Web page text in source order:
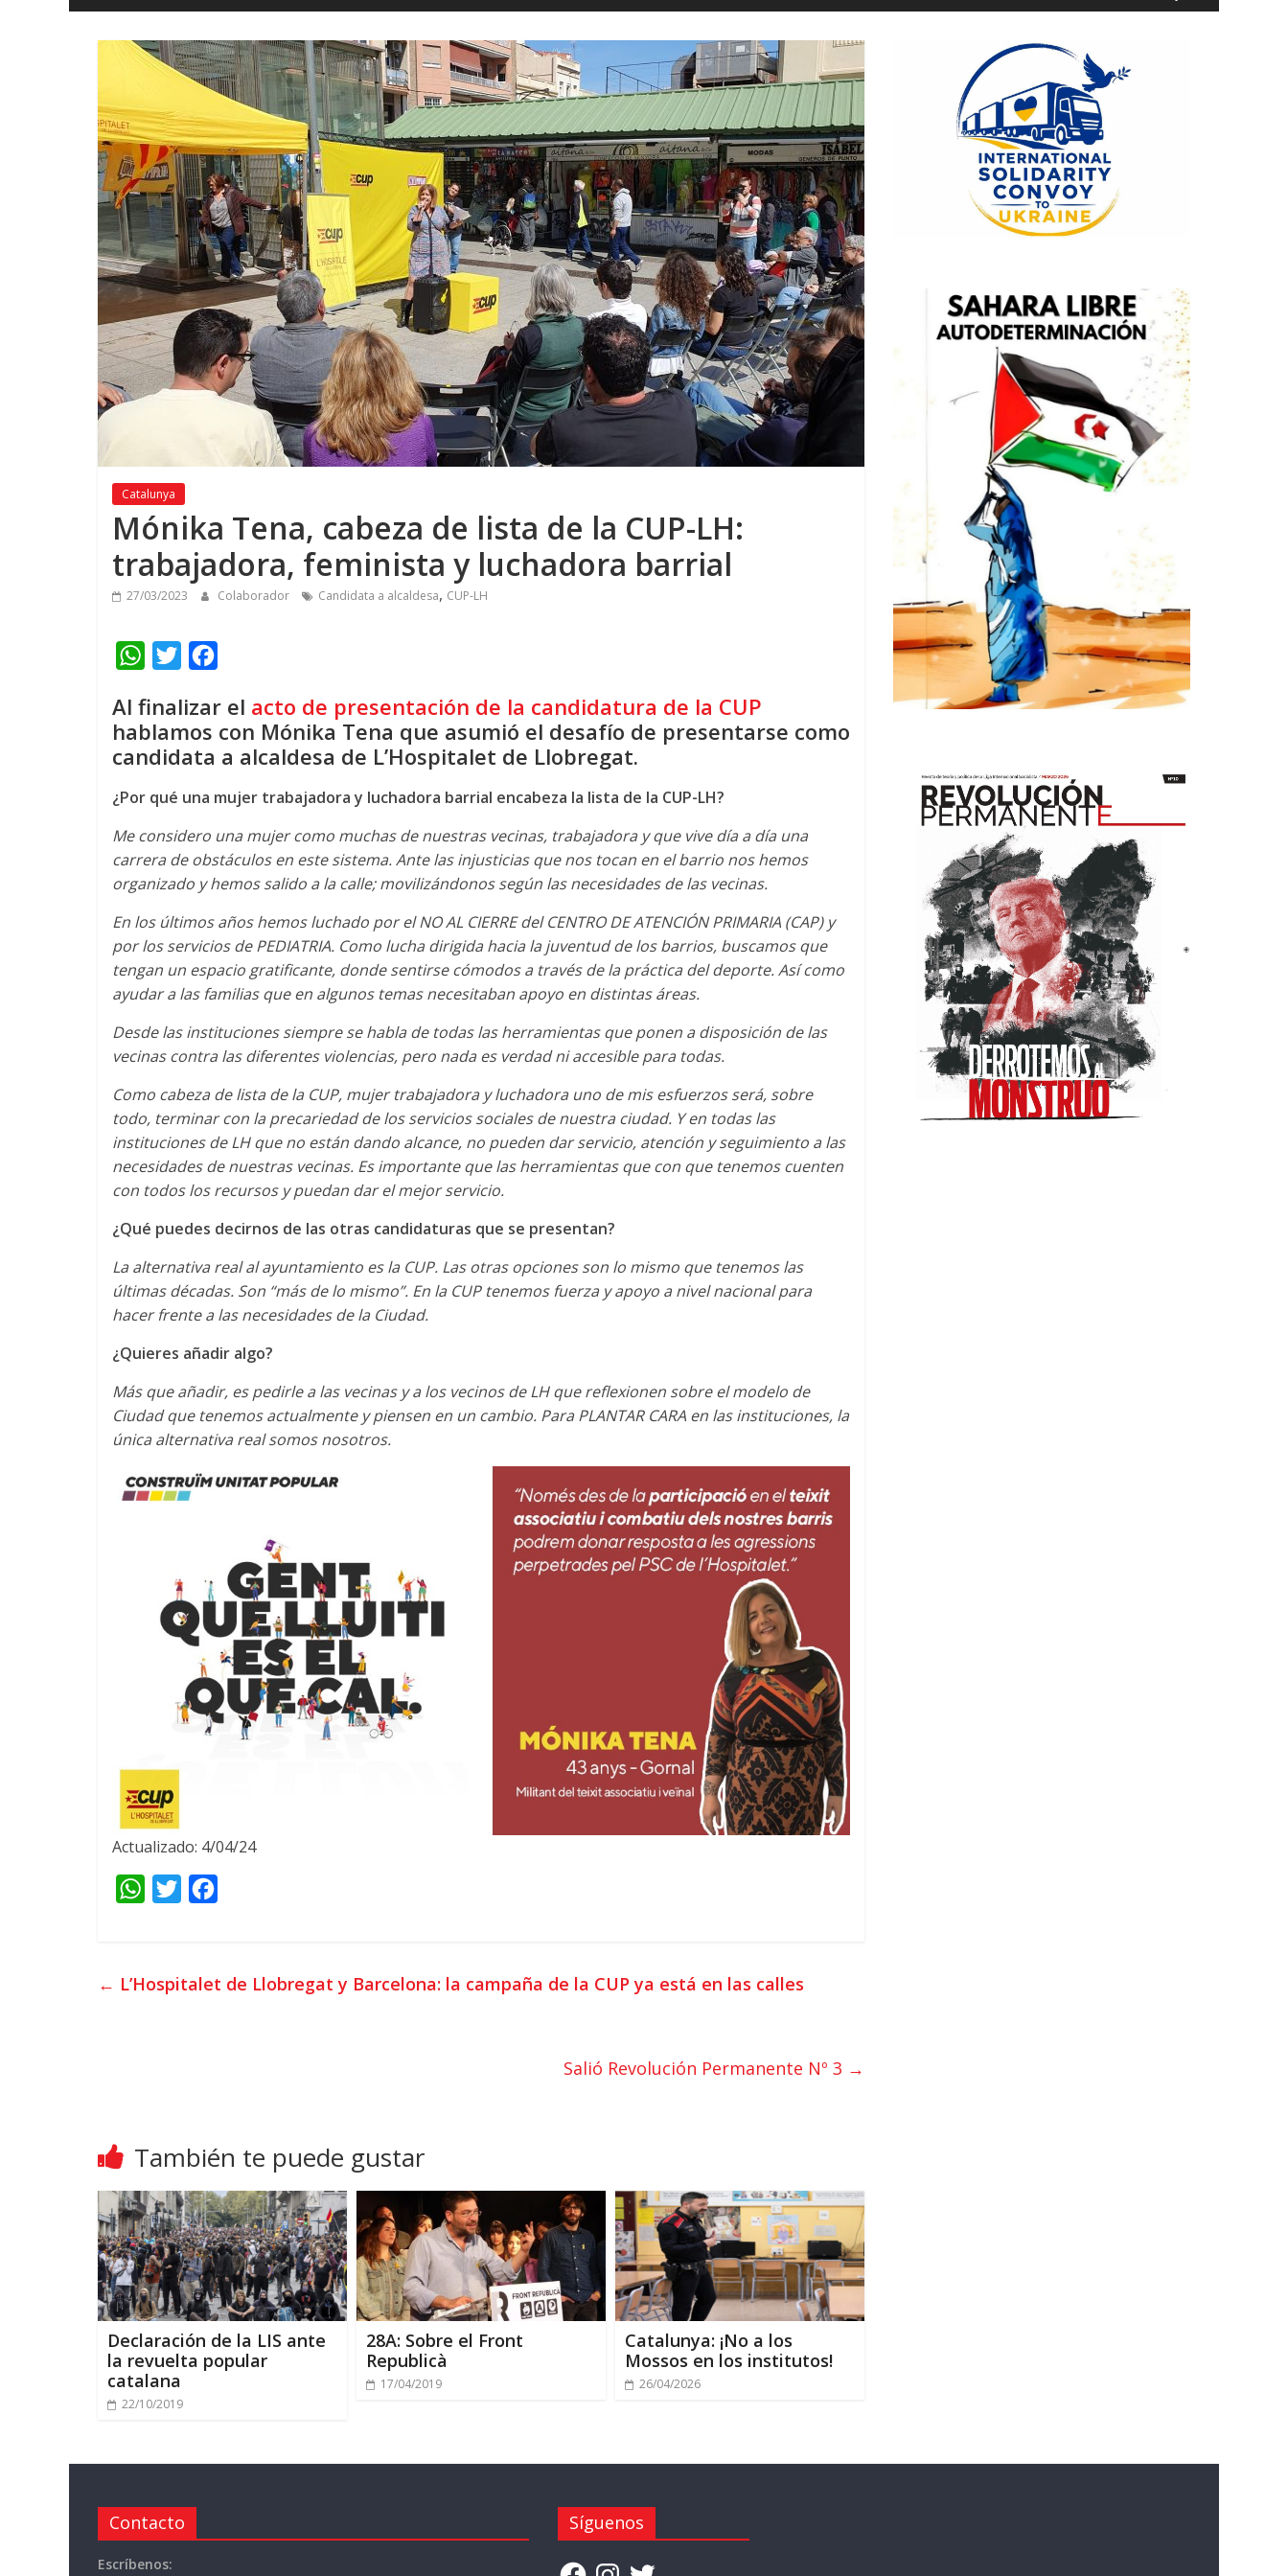
Libertad
Catalunya
Mónika Tena, cabeza de lista de la CUP-LH:
trabajadora, feminista y luchadora barrial
27/03/2023 Colaborador Candidata a alcaldesa, CUP-LH
W
a
t
s
A
p
p
i
t
t
e
r
c
e
b
o
o
k
Al finalizar el acto de presentación de la candidatura de la CUP
hablamos con Mónika Tena que asumió el desafío de presentarse como
candidata a alcaldesa de L’Hospitalet de Llobregat.
¿Por qué una mujer trabajadora y luchadora barrial encabeza la lista de la CUP-LH?
Me considero una mujer como muchas de nuestras vecinas, trabajadora y que vive día a día una
carrera de obstáculos en este sistema. Ante las injusticias que nos tocan en el barrio nos hemos
organizado y hemos salido a la calle; movilizándonos según las necesidades de las vecinas.
En los últimos años hemos luchado por el NO AL CIERRE del CENTRO DE ATENCIÓN PRIMARIA (CAP) y
por los servicios de PEDIATRIA. Como lucha dirigida hacia la juventud de los barrios, buscamos que
tengan un espacio gratificante, donde sentirse cómodos a través de la práctica del deporte. Así como
ayudar a las familias que en algunos temas necesitaban apoyo en distintas áreas.
Desde las instituciones siempre se habla de todas las herramientas que ponen a disposición de las
vecinas contra las diferentes violencias, pero nada es verdad ni accesible para todas.
Como cabeza de lista de la CUP, mujer trabajadora y luchadora uno de mis esfuerzos será, sobre
todo, terminar con la precariedad de los servicios sociales de nuestra ciudad. Y en todas las
instituciones de LH que no están dando alcance, no pueden dar servicio, atención y seguimiento a las
necesidades de nuestras vecinas. Es importante que las herramientas que con que tenemos cuenten
con todos los recursos y puedan dar el mejor servicio.
¿Qué puedes decirnos de las otras candidaturas que se presentan?
La alternativa real al ayuntamiento es la CUP. Las otras opciones son lo mismo que tenemos las
últimas décadas. Son “más de lo mismo”. En la CUP tenemos fuerza y apoyo a nivel nacional para
hacer frente a las necesidades de la Ciudad.
¿Quieres añadir algo?
Más que añadir, es pedirle a las vecinas y a los vecinos de LH que reflexionen sobre el modelo de
Ciudad que tenemos actualmente y piensen en un cambio. Para PLANTAR CARA en las instituciones, la
única alternativa real somos nosotros.
Actualizado: 4/04/24
W
t
e
← L’Hospitalet de Llobregat y Barcelona: la campaña de la CUP ya está en las calles
Salió Revolución Permanente Nº 3 →
También te puede gustar
Declaración de la LIS ante
la revuelta popular
catalana
22/10/2019
28A: Sobre el Front
Republicà
17/04/2019
Catalunya: ¡No a los
Mossos en los institutos!
26/04/2026
Contacto
Escríbenos:
Síguenos
FacebookInstagram
Twitter